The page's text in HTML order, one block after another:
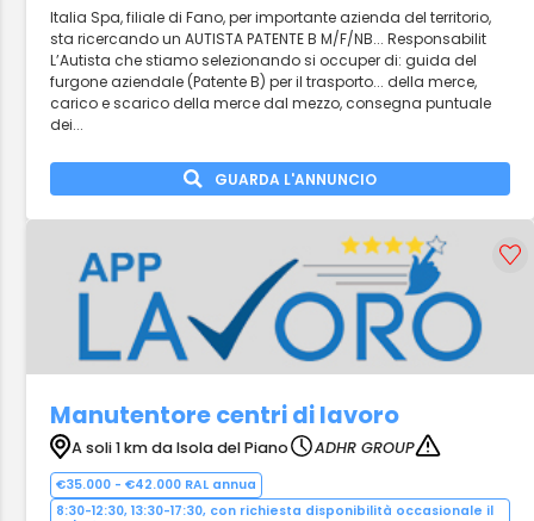
Italia Spa, filiale di Fano, per importante azienda del territorio,
sta ricercando un AUTISTA PATENTE B M/F/NB... Responsabilit
L’Autista che stiamo selezionando si occuper di: guida del
furgone aziendale (Patente B) per il trasporto... della merce,
carico e scarico della merce dal mezzo, consegna puntuale
dei...
GUARDA L'ANNUNCIO
Manutentore centri di lavoro
A soli 1 km da Isola del Piano ADHR GROUP
€35.000 - €42.000 RAL annua
8:30-12:30, 13:30-17:30, con richiesta disponibilità occasionale il